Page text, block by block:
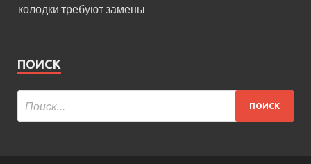
колодки требуют замены
ПОИСК